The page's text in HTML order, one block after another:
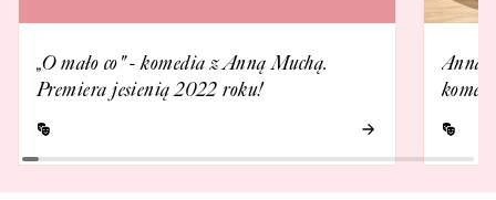
„O mało co" - komedia z Anną Muchą.
Premiera jesienią 2022 roku!
Anna